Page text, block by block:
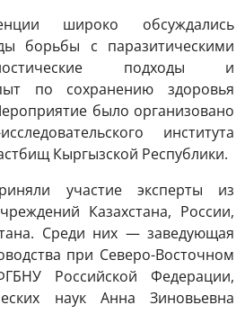
широко обсуждались
борьбы с паразитическими
подходы и
по сохранению здоровья
было организовано
института
Кыргызской Республики.
участие эксперты из
Казахстана, России,
Среди них — заведующая
при Северо-Восточном
Российской Федерации,
наук Анна Зиновьевна